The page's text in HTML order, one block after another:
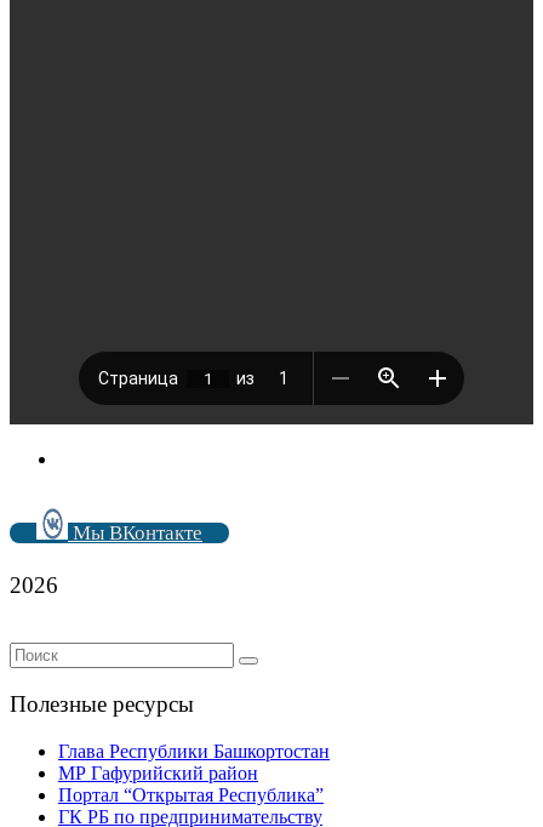
Мы ВКонтакте
2026
Полезные ресурсы
Глава Республики Башкортостан
МР Гафурийский район
Портал “Открытая Республика”
ГК РБ по предпринимательству